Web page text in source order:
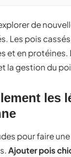
de
Les pois
et en protéines.
la gestion du
les
pour faire
Ajouter pois